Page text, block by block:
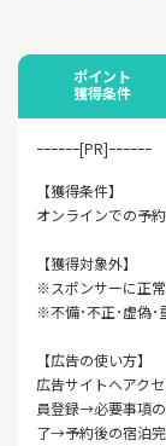
ポイント
獲得条件
ｰｰｰｰｰｰ[PR]ｰｰｰｰｰｰ
【獲得条件】
オンラインでの予
【獲得対象外】
※スポンサーに正
※不備･不正･虚偽･
【広告の使い方】
広告サイトへアク
員登録→必要事項
了→予約後の宿泊完